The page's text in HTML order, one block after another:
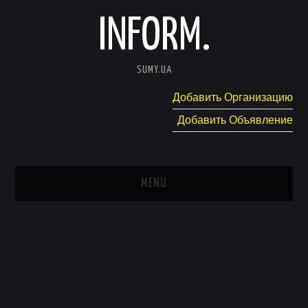
INFORM.
SUMY.UA
Добавить Организацию
Добавить Объявление
MENU